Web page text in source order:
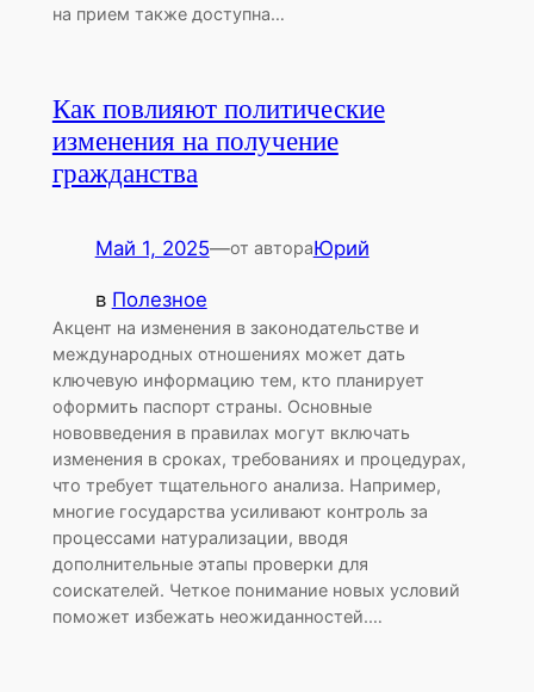
на прием также доступна…
Как повлияют политические
изменения на получение
гражданства
Май 1, 2025—от автораЮрий
в Полезное
Акцент на изменения в законодательстве и
международных отношениях может дать
ключевую информацию тем, кто планирует
оформить паспорт страны. Основные
нововведения в правилах могут включать
изменения в сроках, требованиях и процедурах,
что требует тщательного анализа. Например,
многие государства усиливают контроль за
процессами натурализации, вводя
дополнительные этапы проверки для
соискателей. Четкое понимание новых условий
поможет избежать неожиданностей.…